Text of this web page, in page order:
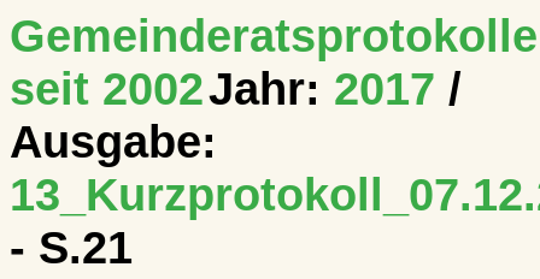
Gemeinderatsprotokolle
seit 2002Jahr: 2017 /
Ausgabe:
- S.21